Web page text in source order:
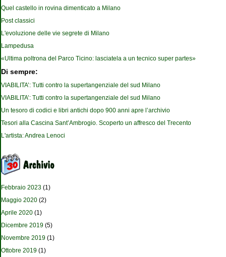
Quel castello in rovina dimenticato a Milano
Post classici
L'evoluzione delle vie segrete di Milano
Lampedusa
«Ultima poltrona del Parco Ticino: lasciatela a un tecnico super partes»
Di sempre:
VIABILITA’: Tutti contro la supertangenziale del sud Milano
VIABILITA’: Tutti contro la supertangenziale del sud Milano
Un tesoro di codici e libri antichi dopo 900 anni apre l’archivio
Tesori alla Cascina Sant’Ambrogio. Scoperto un affresco del Trecento
L'artista: Andrea Lenoci
Febbraio 2023 (1)
Maggio 2020 (2)
Aprile 2020 (1)
Dicembre 2019 (5)
Novembre 2019 (1)
Ottobre 2019 (1)